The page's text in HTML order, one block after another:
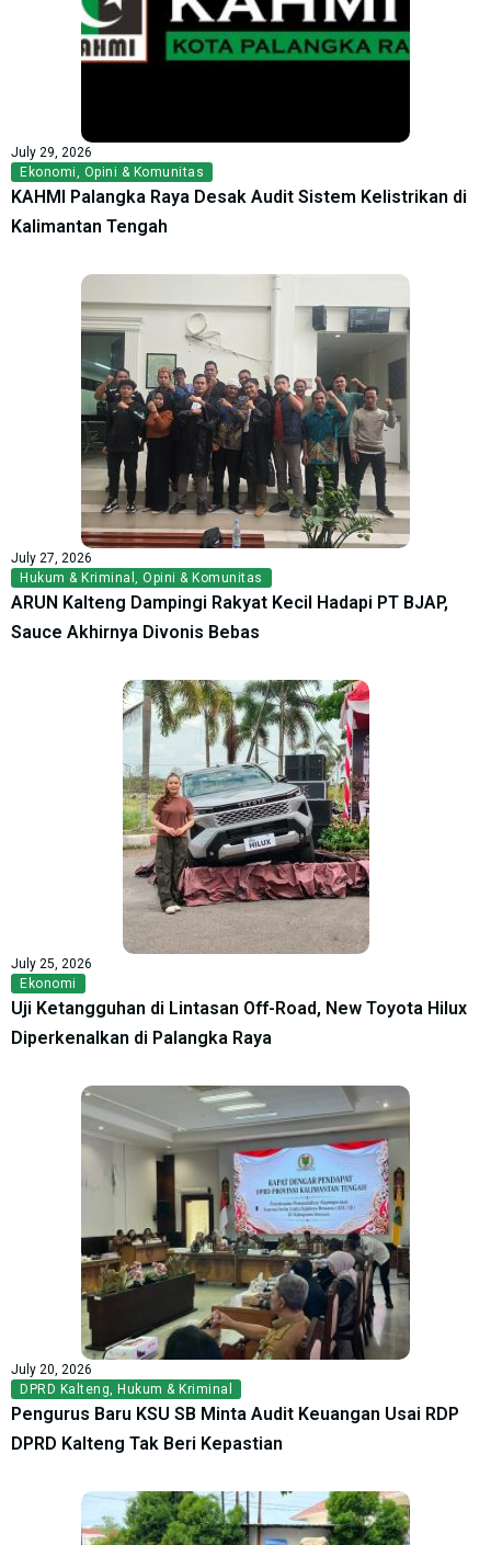
July 29, 2026
Ekonomi
Opini & Komunitas
KAHMI Palangka Raya Desak Audit Sistem Kelistrikan di
Kalimantan Tengah
July 27, 2026
Hukum & Kriminal
Opini & Komunitas
ARUN Kalteng Dampingi Rakyat Kecil Hadapi PT BJAP,
Sauce Akhirnya Divonis Bebas
July 25, 2026
Ekonomi
Uji Ketangguhan di Lintasan Off-Road, New Toyota Hilux
Diperkenalkan di Palangka Raya
July 20, 2026
DPRD Kalteng Hukum & Kriminal
Pengurus Baru KSU SB Minta Audit Keuangan Usai RDP
DPRD Kalteng Tak Beri Kepastian